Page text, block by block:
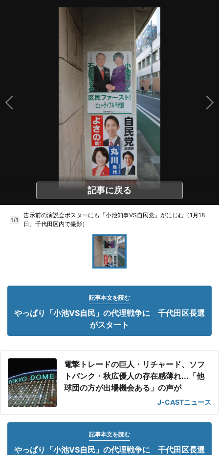
記事に戻る
1/1
告示前の演説会ポスターにも「小池知事VS自民党」がにじむ（1月18
日、千代田区内で撮影）
記事本文を読む
やっぱり「小池VS自民」の代理戦争に 千代田区長選
がスタート
電撃トレードの巨人・リチャード、ソフ
トバンク・秋広優人の存在感薄れ...「他
球団の方が出場機会ある」の声が
J-CASTニュース
記事本文を読む
やっぱり「小池VS自民」の代理戦争に 千代田区長選